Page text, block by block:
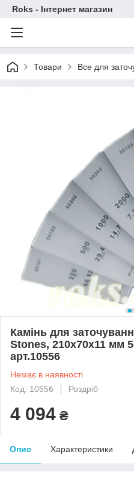
Roks - Інтернет магазин
Товари Все для
Камінь для
Stones, 210х70х11 мм
арт.10556
Немає в наявності
Код: 10556
Роздріб
4 094 ₴
Опис Характеристики